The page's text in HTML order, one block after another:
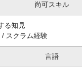
尚可スキル
る知見
/ スクラム経験
言語